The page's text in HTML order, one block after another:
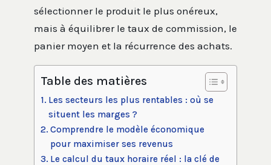
sélectionner le produit le plus onéreux,
mais à équilibrer le taux de commission, le
panier moyen et la récurrence des achats.
Table des matières
Les secteurs les plus rentables : où se
situent les marges ?
Comprendre le modèle économique
pour maximiser ses revenus
Le calcul du taux horaire réel : la clé de